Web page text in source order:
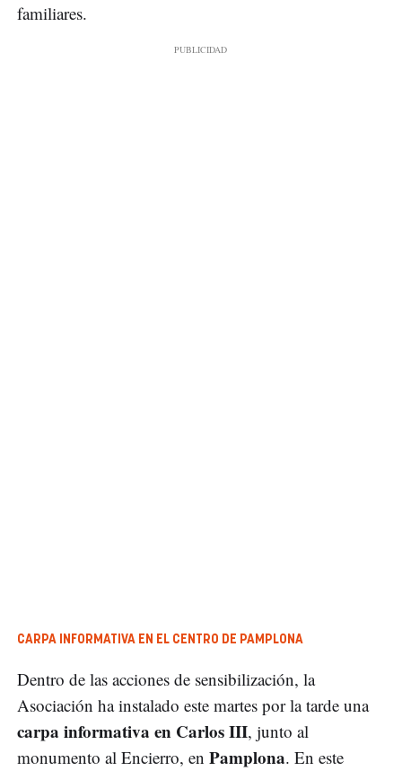
familiares.
CARPA INFORMATIVA EN EL CENTRO DE PAMPLONA
Dentro de las acciones de sensibilización, la
Asociación ha instalado este martes por la tarde una
carpa informativa en Carlos III, junto al
monumento al Encierro, en Pamplona. En este